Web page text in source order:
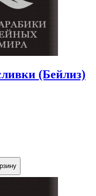
(Бейлиз)